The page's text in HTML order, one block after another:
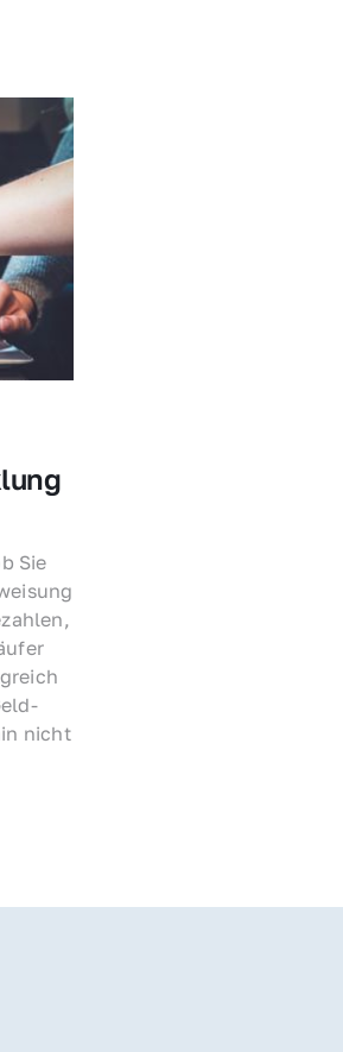
Sie
nicht